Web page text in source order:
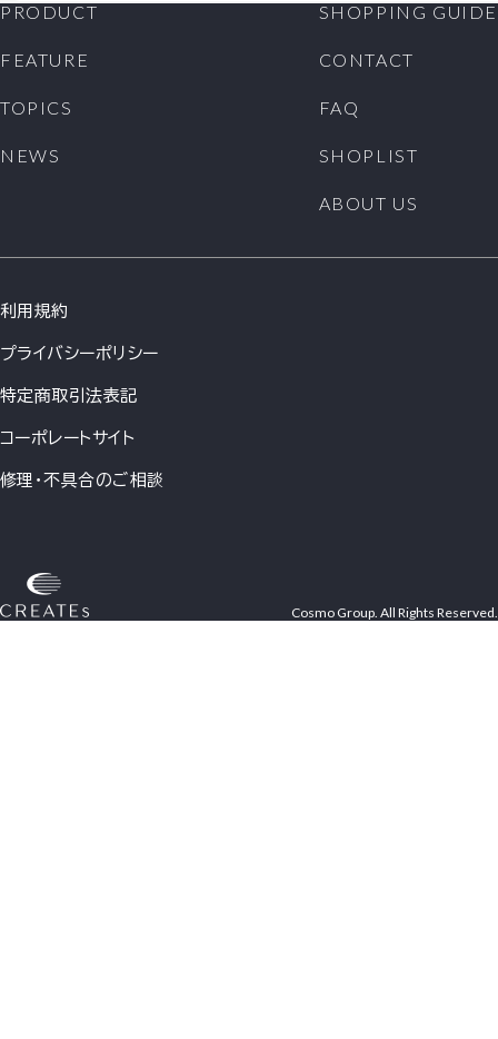
PRODUCT
FEATURE
TOPICS
NEWS
SHOPPING GUIDE
CONTACT
FAQ
SHOPLIST
ABOUT US
利用規約
プライバシーポリシー
特定商取引法表記
コーポレートサイト
修理・不具合のご相談
Cosmo Group. All Rights Reserved.